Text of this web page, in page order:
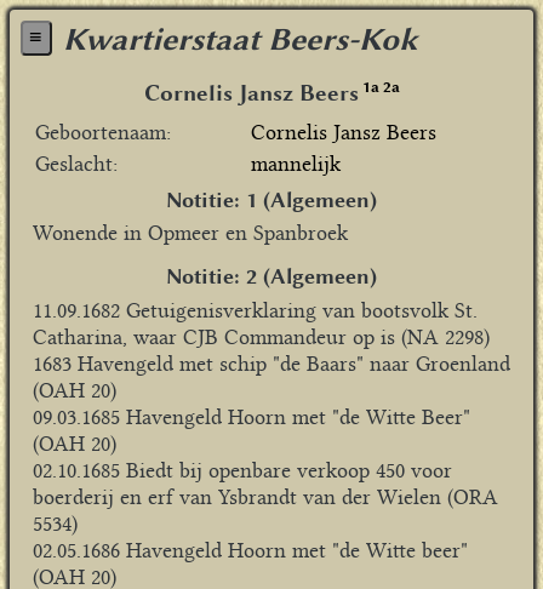
≡ Kwartierstaat Beers-Kok
Cornelis Jansz Beers 1a 2a
Geboortenaam
Cornelis Jansz Beers
Geslacht
mannelijk
Notitie: 1 (Algemeen)
Wonende in Opmeer en Spanbroek
Notitie: 2 (Algemeen)
11.09.1682 Getuigenisverklaring van bootsvolk St.
Catharina, waar CJB Commandeur op is (NA 2298)
1683 Havengeld met schip "de Baars" naar Groenland
(OAH 20)
09.03.1685 Havengeld Hoorn met "de Witte Beer"
(OAH 20)
02.10.1685 Biedt bij openbare verkoop 450 voor
boerderij en erf van Ysbrandt van der Wielen (ORA
5534)
02.05.1686 Havengeld Hoorn met "de Witte beer"
(OAH 20)